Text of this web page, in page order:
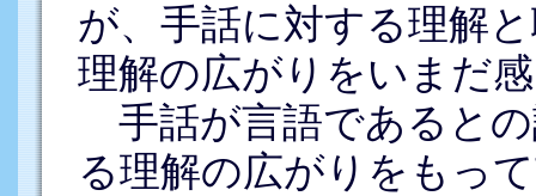
が、手話に対する理解
理解の広がりをいまだ
手話が言語であると
る理解の広がりをもっ